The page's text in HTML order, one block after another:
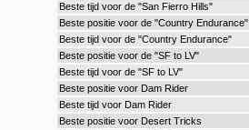
Beste tijd voor de "San Fierro Hills"
Beste positie voor de "Country Endurance"
Beste tijd voor de "Country Endurance"
Beste positie voor de "SF to LV"
Beste tijd voor de "SF to LV"
Beste positie voor Dam Rider
Beste tijd voor Dam Rider
Beste positie voor Desert Tricks